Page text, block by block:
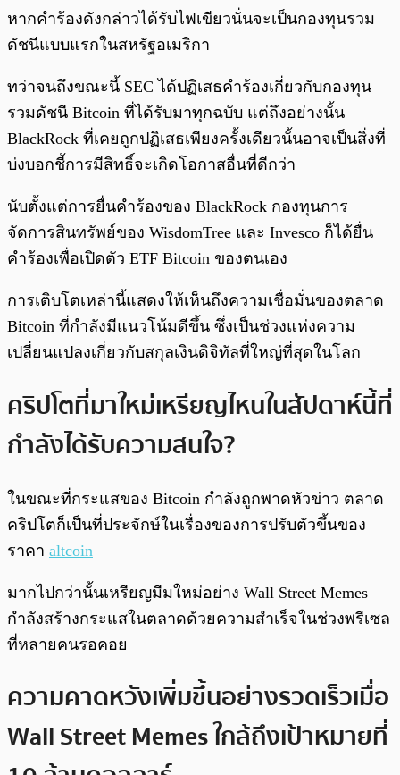
หากคำร้องดังกล่าวได้รับไฟเขียวนั่นจะเป็นกองทุนรวม
ดัชนีแบบแรกในสหรัฐอเมริกา
ทว่าจนถึงขณะนี้ SEC ได้ปฏิเสธคำร้องเกี่ยวกับกองทุน
รวมดัชนี Bitcoin ที่ได้รับมาทุกฉบับ แต่ถึงอย่างนั้น
BlackRock ที่เคยถูกปฏิเสธเพียงครั้งเดียวนั้นอาจเป็นสิ่งที่
บ่งบอกชี้การมีสิทธิ์จะเกิดโอกาสอื่นที่ดีกว่า
นับตั้งแต่การยื่นคำร้องของ BlackRock กองทุนการ
จัดการสินทรัพย์ของ WisdomTree และ Invesco ก็ได้ยื่น
คำร้องเพื่อเปิดตัว ETF Bitcoin ของตนเอง
การเติบโตเหล่านี้แสดงให้เห็นถึงความเชื่อมั่นของตลาด
Bitcoin ที่กำลังมีแนวโน้มดีขึ้น ซึ่งเป็นช่วงแห่งความ
เปลี่ยนแปลงเกี่ยวกับสกุลเงินดิจิทัลที่ใหญ่ที่สุดในโลก
คริปโตที่มาใหม่เหรียญไหนในสัปดาห์นี้ที่
กำลังได้รับความสนใจ?
ในขณะที่กระแสของ Bitcoin กำลังถูกพาดหัวข่าว ตลาด
คริปโตก็เป็นที่ประจักษ์ในเรื่องของการปรับตัวขึ้นของ
ราคา altcoin
มากไปกว่านั้นเหรียญมีมใหม่อย่าง Wall Street Memes
กำลังสร้างกระแสในตลาดด้วยความสำเร็จในช่วงพรีเซล
ที่หลายคนรอคอย
ความคาดหวังเพิ่มขึ้นอย่างรวดเร็วเมื่อ
Wall Street Memes ใกล้ถึงเป้าหมายที่